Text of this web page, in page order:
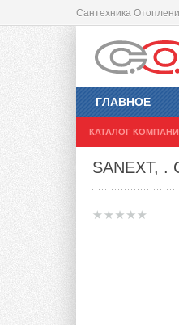
Сантехника
ГЛАВНОЕ
КАТАЛОГ
SANEXT, .